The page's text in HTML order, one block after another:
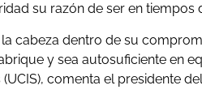
su razón de ser en tiempos
cabeza dentro de su
y sea autosuficiente en
comenta el presidente